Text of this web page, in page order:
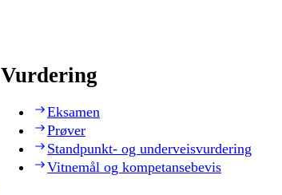
Vurdering
Eksamen
Prøver
Standpunkt- og underveisvurdering
Vitnemål og kompetansebevis